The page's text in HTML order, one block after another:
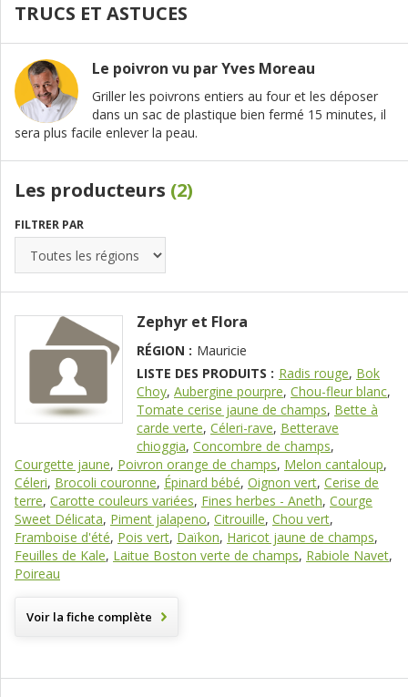
TRUCS ET ASTUCES
Le poivron vu par Yves Moreau
Griller les poivrons entiers au four et les déposer
dans un sac de plastique bien fermé 15 minutes, il
sera plus facile enlever la peau.
Les producteurs (2)
FILTRER PAR
Zephyr et Flora
RÉGION : Mauricie
LISTE DES PRODUITS : Radis rouge, Bok
Choy, Aubergine pourpre, Chou-fleur blanc,
Tomate cerise jaune de champs, Bette à
carde verte, Céleri-rave, Betterave
chioggia, Concombre de champs,
Courgette jaune, Poivron orange de champs, Melon cantaloup,
Céleri, Brocoli couronne, Épinard bébé, Oignon vert, Cerise de
terre, Carotte couleurs variées, Fines herbes - Aneth, Courge
Sweet Délicata, Piment jalapeno, Citrouille, Chou vert,
Framboise d'été, Pois vert, Daïkon, Haricot jaune de champs,
Feuilles de Kale, Laitue Boston verte de champs, Rabiole Navet,
Poireau
Voir la fiche complète